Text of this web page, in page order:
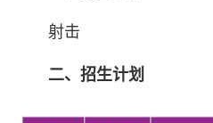
射击
二、招生计划